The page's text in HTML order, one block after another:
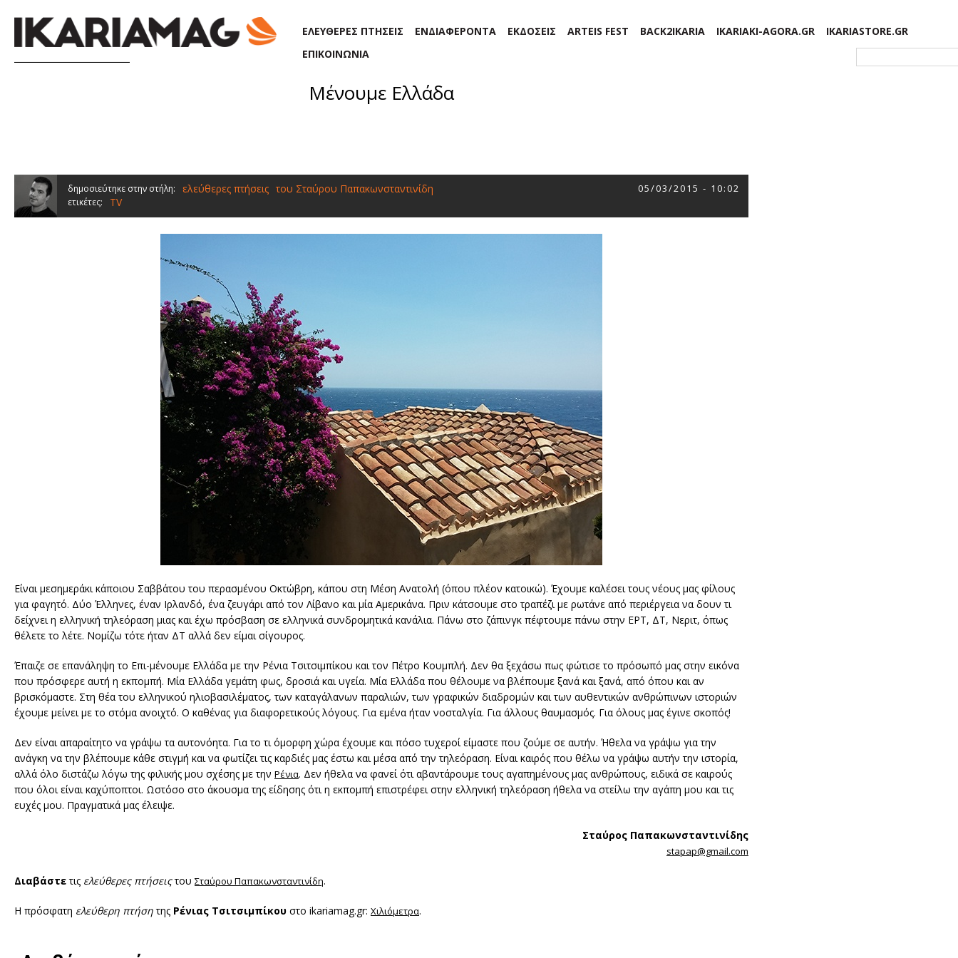
ΕΛΕΥΘΕΡΕΣ ΠΤΗΣΕΙΣ ΕΝΔΙΑΦΕΡΟΝΤΑ ΕΚΔΟΣΕΙΣ ARTEIS FEST BACK2IKARIA IKARIAKI-AGORA.GR
IKARIASTORE.GR
ΕΠΙΚΟΙΝΩΝΙΑ
Μένουμε Ελλάδα
δημοσιεύτηκε στην στήλη: ελεύθερες πτήσεις του Σταύρου Παπακωνσταντινίδη 05/03/2015 - 10:02
ετικέτες: TV
Είναι μεσημεράκι κάποιου Σαββάτου του περασμένου Οκτώβρη, κάπου στη Μέση Ανατολή (όπου πλέον κατοικώ). Έχουμε καλέσει τους νέους μας φίλους
για φαγητό. Δύο Έλληνες, έναν Ιρλανδό, ένα ζευγάρι από τον Λίβανο και μία Αμερικάνα. Πριν κάτσουμε στο τραπέζι με ρωτάνε από περιέργεια να δουν τι
δείχνει η ελληνική τηλεόραση μιας και έχω πρόσβαση σε ελληνικά συνδρομητικά κανάλια. Πάνω στο ζάπινγκ πέφτουμε πάνω στην ΕΡΤ, ΔΤ, Νεριτ, όπως
θέλετε το λέτε. Νομίζω τότε ήταν ΔΤ αλλά δεν είμαι σίγουρος.
Έπαιζε σε επανάληψη το Επι-μένουμε Ελλάδα με την Ρένια Τσιτσιμπίκου και τον Πέτρο Κουμπλή. Δεν θα ξεχάσω πως φώτισε το πρόσωπό μας στην εικόνα
που πρόσφερε αυτή η εκπομπή. Μία Ελλάδα γεμάτη φως, δροσιά και υγεία. Μία Ελλάδα που θέλουμε να βλέπουμε ξανά και ξανά, από όπου και αν
βρισκόμαστε. Στη θέα του ελληνικού ηλιοβασιλέματος, των καταγάλανων παραλιών, των γραφικών διαδρομών και των αυθεντικών ανθρώπινων ιστοριών
έχουμε μείνει με το στόμα ανοιχτό. Ο καθένας για διαφορετικούς λόγους. Για εμένα ήταν νοσταλγία. Για άλλους θαυμασμός. Για όλους μας έγινε σκοπός!
Δεν είναι απαραίτητο να γράψω τα αυτονόητα. Για το τι όμορφη χώρα έχουμε και πόσο τυχεροί είμαστε που ζούμε σε αυτήν. Ήθελα να γράψω για την
ανάγκη να την βλέπουμε κάθε στιγμή και να φωτίζει τις καρδιές μας έστω και μέσα από την τηλεόραση. Είναι καιρός που θέλω να γράψω αυτήν την ιστορία,
αλλά όλο διστάζω λόγω της φιλικής μου σχέσης με την Ρένια. Δεν ήθελα να φανεί ότι αβαντάρουμε τους αγαπημένους μας ανθρώπους, ειδικά σε καιρούς
που όλοι είναι καχύποπτοι. Ωστόσο στο άκουσμα της είδησης ότι η εκπομπή επιστρέφει στην ελληνική τηλεόραση ήθελα να στείλω την αγάπη μου και τις
ευχές μου. Πραγματικά μας έλειψε.
Σταύρος Παπακωνσταντινίδης
stapap@gmail.com
Διαβάστετις ελεύθερες πτήσειςτου Σταύρου Παπακωνσταντινίδη.
H πρόσφατη ελεύθερη πτήσητης Ρένιας Τσιτσιμπίκου στο ikariamag.gr: Χιλιόμετρα.